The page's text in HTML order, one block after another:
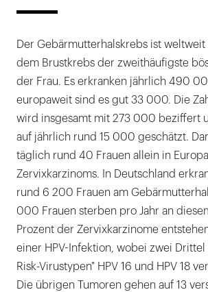
Der Gebärmutterhalskrebs ist
dem Brustkrebs der zweithäufigste
der Frau. Es erkranken jährlich 490
europaweit sind es gut 33 000. Die
wird insgesamt mit 273 000 beziffert
auf jährlich rund 15 000 geschätzt.
täglich rund 40 Frauen allein in
Zervixkarzinoms. In Deutschland
rund 6 200 Frauen am
000 Frauen sterben pro Jahr an
Prozent der Zervixkarzinome
einer HPV-Infektion, wobei zwei
Risk-Virustypen" HPV 16 und HPV 18
Die übrigen Tumoren gehen auf 13